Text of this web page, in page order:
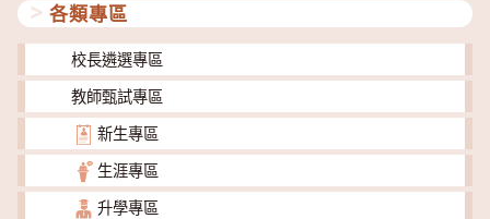
各類專區
校長遴選專區
教師甄試專區
新生專區
生涯專區
升學專區